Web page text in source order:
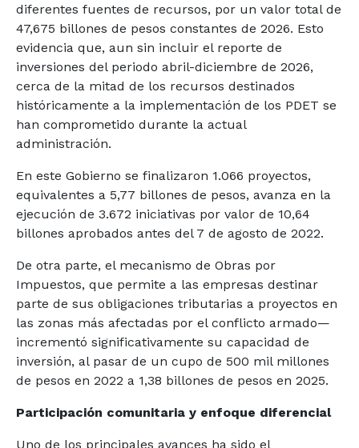
diferentes fuentes de recursos, por un valor total de
47,675 billones de pesos constantes de 2026. Esto
evidencia que, aun sin incluir el reporte de
inversiones del periodo abril-diciembre de 2026,
cerca de la mitad de los recursos destinados
históricamente a la implementación de los PDET se
han comprometido durante la actual
administración.
En este Gobierno se finalizaron 1.066 proyectos,
equivalentes a 5,77 billones de pesos, avanza en la
ejecución de 3.672 iniciativas por valor de 10,64
billones aprobados antes del 7 de agosto de 2022.
De otra parte, el mecanismo de Obras por
Impuestos, que permite a las empresas destinar
parte de sus obligaciones tributarias a proyectos en
las zonas más afectadas por el conflicto armado—
incrementó significativamente su capacidad de
inversión, al pasar de un cupo de 500 mil millones
de pesos en 2022 a 1,38 billones de pesos en 2025.
Participación comunitaria y enfoque diferencial
Uno de los principales avances ha sido el